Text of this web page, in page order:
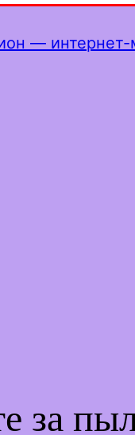
— интернет-
за